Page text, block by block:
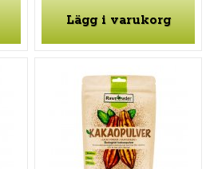
Lägg i varukorg